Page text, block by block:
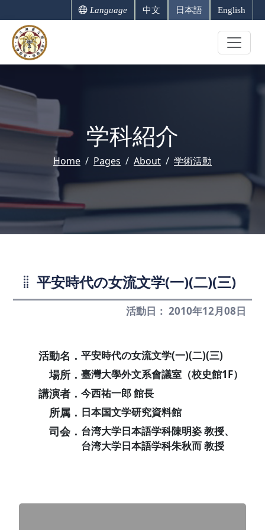
Language 中文 日本語 English
学科紹介
Home Pages About 学術活動
平安時代の女流文学(一)(二)(三)
活動日： 2010年12月08日
活動名． 平安時代の女流文学(一)(二)(三)
場所． 臺灣大學外文系會議室（校史館1F）
講演者． 今西祐一郎 館長
所属． 日本国文学研究資料館
司会． 台湾大学日本語学科陳明姿 教授、
台湾大学日本語学科朱秋而 教授